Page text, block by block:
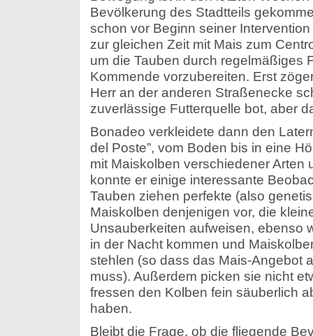
Bevölkerung des Stadtteils
schon vor Beginn seiner
zur gleichen Zeit mit Mais zum
um die Tauben durch regelmäßiges
Kommende vorzubereiten. Erst
Herr an der anderen Straßenecke
zuverlässige Futterquelle bot, aber
Bonadeo verkleidete dann den
del Poste”, vom Boden bis in eine
mit Maiskolben verschiedener Arten
konnte er einige interessante
Tauben ziehen perfekte (also
Maiskolben denjenigen vor, die
Unsauberkeiten aufweisen, ebenso
in der Nacht kommen und
stehlen (so dass das Mais-Angebot
muss). Außerdem picken sie nicht
fressen den Kolben fein säuberlich
haben.
Bleibt die Frage, ob die fliegende